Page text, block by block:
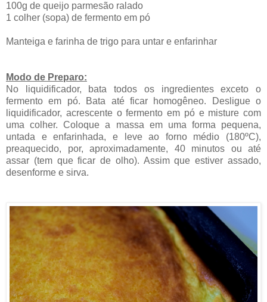
100g de queijo parmesão ralado
1 colher (sopa) de fermento em pó
Manteiga e farinha de trigo para untar e enfarinhar
Modo de Preparo:
No liquidificador, bata todos os ingredientes exceto o
fermento em pó. Bata até ficar homogêneo. Desligue o
liquidificador, acrescente o fermento em pó e misture com
uma colher. Coloque a massa em uma forma pequena,
untada e enfarinhada, e leve ao forno médio (180ºC),
preaquecido, por, aproximadamente, 40 minutos ou até
assar (tem que ficar de olho). Assim que estiver assado,
desenforme e sirva.